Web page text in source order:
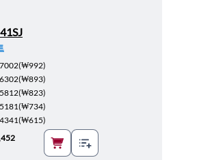
(₩992)
(₩893)
(₩823)
(₩734)
(₩615)